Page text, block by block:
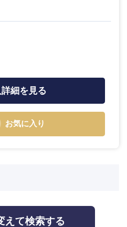
択する
択する
択する
択する
細を見る
お気に入り
えて検索する